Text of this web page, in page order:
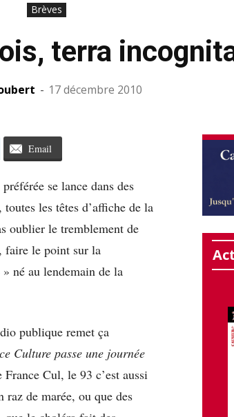
Brèves
terra
- 17 décembre 2010
Email
se lance dans des
les têtes d’affiche de la
oublier le tremblement de
faire le point sur la
né au lendemain de la
publique remet ça
Culture passe une journée
Cul, le 93 c’est aussi
raz de marée, ou que des